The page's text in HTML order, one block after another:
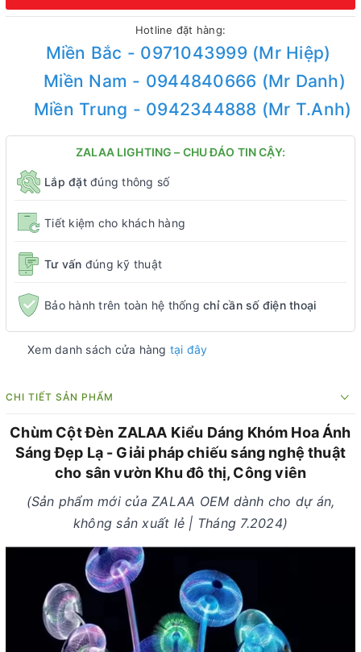
Hotline đặt hàng:
Miền Bắc - 0971043999 (Mr Hiệp)
Miền Nam - 0944840666 (Mr Danh)
Miền Trung - 0942344888 (Mr T.Anh)
ZALAA LIGHTING – CHU ĐÁO TIN CẬY:
Lắp đặtđúng thông số
Tiết kiệm cho khách hàng
Tư vấn đúng kỹ thuật
Bảo hành trên toàn hệ thống chỉ cần số điện thoại
Xem danh sách cửa hàng tại đây
CHI TIẾT SẢN PHẨM
Chùm Cột Đèn ZALAA Kiểu Dáng Khóm Hoa Ánh
Sáng Đẹp Lạ - Giải pháp chiếu sáng nghệ thuật
cho sân vườn Khu đô thị, Công viên
(Sản phẩm mới của ZALAA OEM dành cho dự án,
không sản xuất lẻ | Tháng 7.2024)